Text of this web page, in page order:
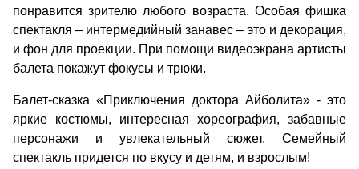
понравится зрителю любого возраста. Особая фишка
спектакля – интермедийный занавес – это и декорация,
и фон для проекции. При помощи видеоэкрана артисты
балета покажут фокусы и трюки.
Балет-сказка «Приключения доктора Айболита» - это
яркие костюмы, интересная хореография, забавные
персонажи и увлекательный сюжет. Семейный
спектакль придется по вкусу и детям, и взрослым!